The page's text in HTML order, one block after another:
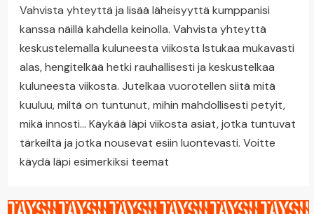
Vahvista yhteyttä ja lisää läheisyyttä kumppanisi
kanssa näillä kahdella keinolla. Vahvista yhteyttä
keskustelemalla kuluneesta viikosta Istukaa mukavasti
alas, hengitelkää hetki rauhallisesti ja keskustelkaa
kuluneesta viikosta. Jutelkaa vuorotellen siitä mitä
kuuluu, miltä on tuntunut, mihin mahdollisesti petyit,
mikä innosti… Käykää läpi viikosta asiat, jotka tuntuvat
tärkeiltä ja jotka nousevat esiin luontevasti. Voitte
käydä läpi esimerkiksi teemat